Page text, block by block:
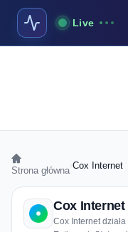
Live
Strona główna Cox Internet
Cox
Cox Internet